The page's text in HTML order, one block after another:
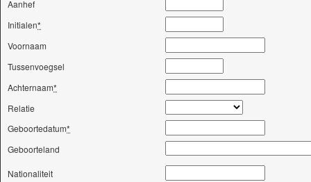
Aanhef
Initialen*
Voornaam
Tussenvoegsel
Achternaam*
Relatie
Geboortedatum*
Geboorteland
Nationaliteit